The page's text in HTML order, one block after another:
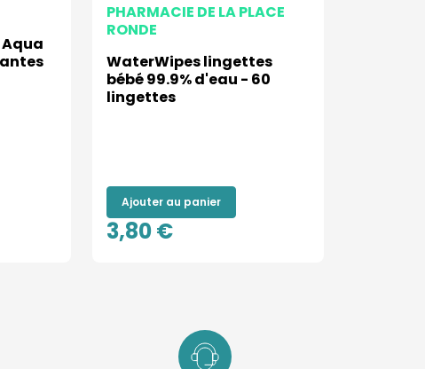
PHARMACIE DE LA PLACE
RONDE
WaterWipes lingettes
bébé 99.9% d'eau - 60
lingettes
Ajouter au panier
3,80 €